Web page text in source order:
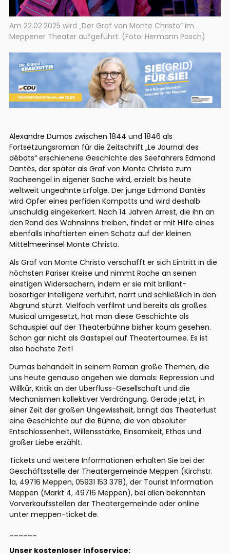
Am 22.02.2025 wird „Der Graf von Monte Christo“ im
Meppener Theater aufgeführt. (Foto: Hermann Posch)
Alexandre Dumas zwischen 1844 und 1846 als
Fortsetzungsroman für die Zeitschrift „Le Journal des
débats“ erschienene Geschichte des Seefahrers Edmond
Dantès, der später als Graf von Monte Christo zum
Racheengel in eigener Sache wird, erzielt bis heute
weltweit ungeahnte Erfolge. Der junge Edmond Dantès
wird Opfer eines perfiden Kompotts und wird deshalb
unschuldig eingekerkert. Nach 14 Jahren Arrest, die ihn an
den Rand des Wahnsinns treiben, findet er mit Hilfe eines
ebenfalls Inhaftierten einen Schatz auf der kleinen
Mittelmeerinsel Monte Christo.
Als Graf von Monte Christo verschafft er sich Eintritt in die
höchsten Pariser Kreise und nimmt Rache an seinen
einstigen Widersachern, indem er sie mit brillant-
bösartiger Intelligenz verführt, narrt und schließlich in den
Abgrund stürzt. Vielfach verfilmt und bereits als großes
Musical umgesetzt, hat man diese Geschichte als
Schauspiel auf der Theaterbühne bisher kaum gesehen.
Schon gar nicht als Gastspiel auf Theatertournee. Es ist
also höchste Zeit!
Dumas behandelt in seinem Roman große Themen, die
uns heute genauso angehen wie damals: Repression und
Willkür, Kritik an der Überfluss-Gesellschaft und die
Mechanismen kollektiver Verdrängung. Gerade jetzt, in
einer Zeit der großen Ungewissheit, bringt das Theaterlust
eine Geschichte auf die Bühne, die von absoluter
Entschlossenheit, Willensstärke, Einsamkeit, Ethos und
großer Liebe erzählt.
Tickets und weitere Informationen erhalten Sie bei der
Geschäftsstelle der Theatergemeinde Meppen (Kirchstr.
1a, 49716 Meppen, 05931 153 378), der Tourist Information
Meppen (Markt 4, 49716 Meppen), bei allen bekannten
Vorverkaufsstellen der Theatergemeinde oder online
unter meppen-ticket.de.
Unser kostenloser Infoservice: